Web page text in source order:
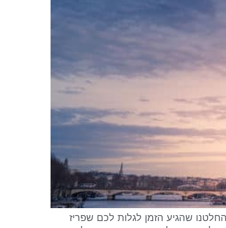
שהגיע הזמן לגלות לכם שפריז